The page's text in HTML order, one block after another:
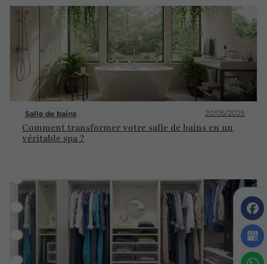
Salle de bains 20/05/2025
Comment transformer votre salle de bains en un
véritable spa ?